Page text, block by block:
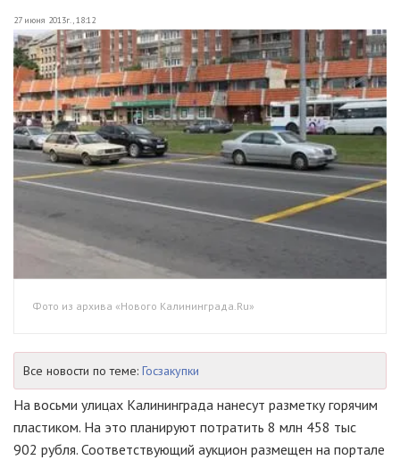
27 июня 2013г., 18:12
Фото из архива «Нового Калининграда.Ru»
Все новости по теме: Госзакупки
На восьми улицах Калининграда нанесут разметку горячим
пластиком. На это планируют потратить 8 млн 458 тыс
902 рубля. Соответствующий аукцион размещен на портале